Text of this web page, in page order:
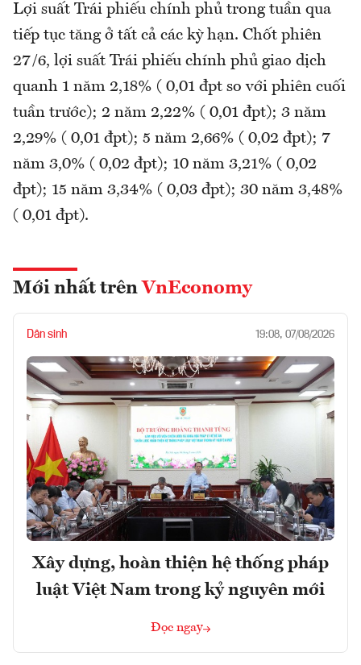
Lợi suất Trái phiếu chính phủ trong tuần qua
tiếp tục tăng ở tất cả các kỳ hạn. Chốt phiên
27/6, lợi suất Trái phiếu chính phủ giao dịch
quanh 1 năm 2,18% ( 0,01 đpt so với phiên cuối
tuần trước); 2 năm 2,22% ( 0,01 đpt); 3 năm
2,29% ( 0,01 đpt); 5 năm 2,66% ( 0,02 đpt); 7
năm 3,0% ( 0,02 đpt); 10 năm 3,21% ( 0,02
đpt); 15 năm 3,34% ( 0,03 đpt); 30 năm 3,48%
( 0,01 đpt).
Mới nhất trên VnEconomy
Dân sinh 19:08, 07/08/2026
Xây dựng, hoàn thiện hệ thống pháp
luật Việt Nam trong kỷ nguyên mới
Đọc ngay